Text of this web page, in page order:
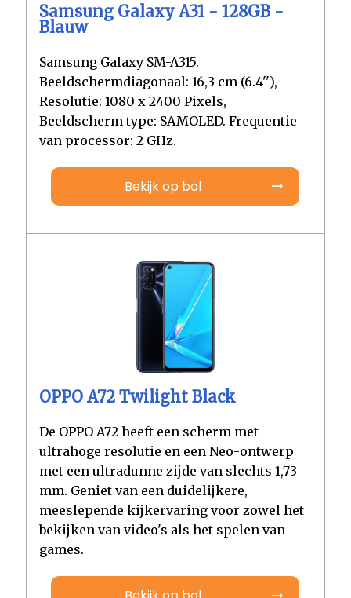
Samsung Galaxy A31 - 128GB -
Blauw
Samsung Galaxy SM-A315.
Beeldschermdiagonaal: 16,3 cm (6.4''),
Resolutie: 1080 x 2400 Pixels,
Beeldscherm type: SAMOLED. Frequentie
van processor: 2 GHz.
Bekijk op bol
OPPO A72 Twilight Black
De OPPO A72 heeft een scherm met
ultrahoge resolutie en een Neo-ontwerp
met een ultradunne zijde van slechts 1,73
mm. Geniet van een duidelijkere,
meeslepende kijkervaring voor zowel het
bekijken van video's als het spelen van
games.